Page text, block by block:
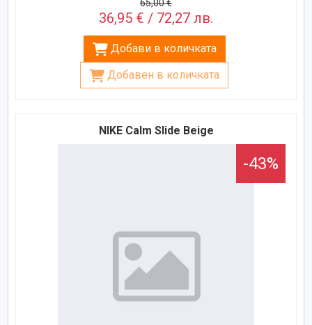
65,00 €
36,95 € / 72,27 лв.
Добави в количката
Добавен в количката
NIKE Calm Slide Beige
-43%